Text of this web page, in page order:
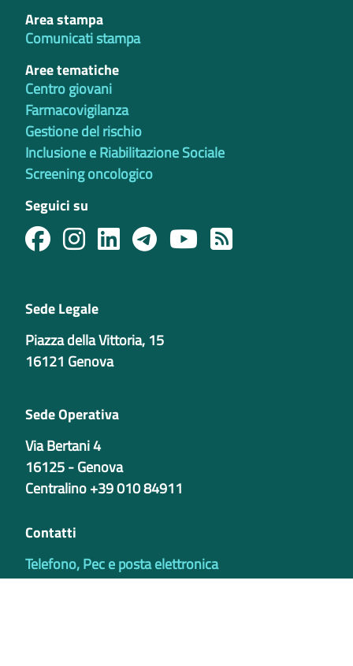
Area stampa
Comunicati stampa
Aree tematiche
Centro giovani
Farmacovigilanza
Gestione del rischio
Inclusione e Riabilitazione Sociale
Screening oncologico
Seguici su
Sede Legale
Piazza della Vittoria, 15
16121 Genova
Sede Operativa
Via Bertani 4
16125 - Genova
Centralino +39 010 84911
Contatti
Telefono, Pec e posta elettronica